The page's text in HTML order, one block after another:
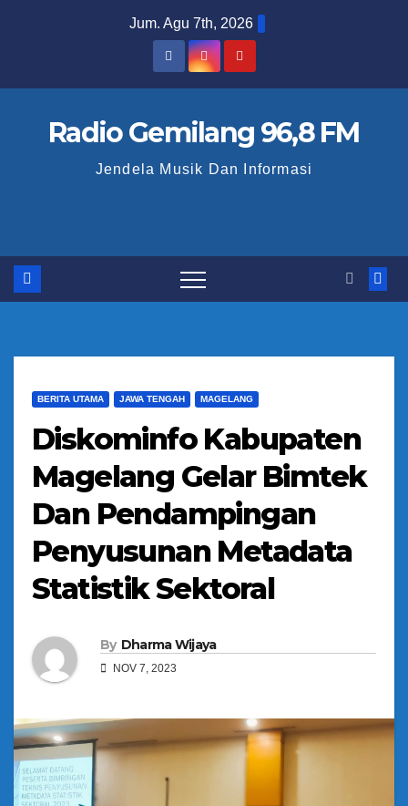
t
Jum. Agu 7th, 2026
Radio Gemilang 96,8 FM
Jendela Musik Dan Informasi
BERITA UTAMA JAWA TENGAH MAGELANG
Diskominfo Kabupaten
Magelang Gelar Bimtek
Dan Pendampingan
Penyusunan Metadata
Statistik Sektoral
By Dharma Wijaya
NOV 7, 2023